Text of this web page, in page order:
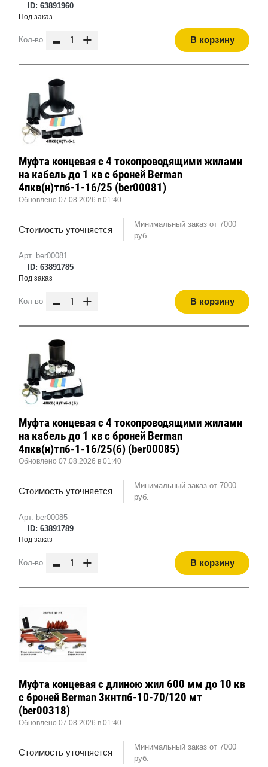
ID: 63891960
Под заказ
Кол-во - + В корзину
Арт. ber00081
ID: 63891785
Муфта концевая с 4 токопроводящими жилами
на кабель до 1 кв с броней Berman
4пкв(н)тпб-1-16/25 (ber00081)
Обновлено 07.08.2026 в 01:40
Стоимость уточняется
Минимальный заказ от 7000
руб.
Под заказ
Кол-во - + В корзину
Арт. ber00085
ID: 63891789
Муфта концевая с 4 токопроводящими жилами
на кабель до 1 кв с броней Berman
4пкв(н)тпб-1-16/25(б) (ber00085)
Обновлено 07.08.2026 в 01:40
Стоимость уточняется
Минимальный заказ от 7000
руб.
Под заказ
Кол-во - + В корзину
Муфта концевая с длиною жил 600 мм до 10 кв
с броней Berman 3кнтпб-10-70/120 мт
(ber00318)
Обновлено 07.08.2026 в 01:40
Стоимость уточняется
Минимальный заказ от 7000
руб.